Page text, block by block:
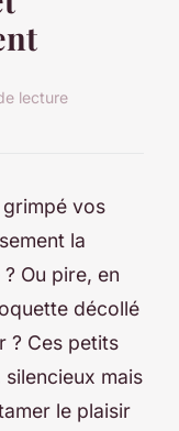
lecture
vos
la
Ou pire, en
décollé
? Ces petits
mais
le plaisir